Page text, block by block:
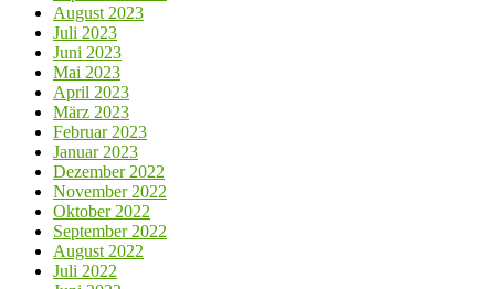
August 2023
Juli 2023
Juni 2023
Mai 2023
April 2023
März 2023
Februar 2023
Januar 2023
Dezember 2022
November 2022
Oktober 2022
September 2022
August 2022
Juli 2022